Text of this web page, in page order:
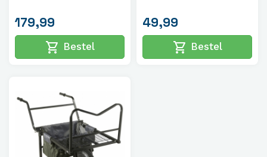
179,99
shopping_cart Bestel
49,99
shopping_cart Bestel